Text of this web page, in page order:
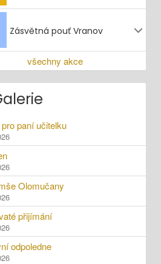
Zásvětná pouť Vranov
všechny akce
paní učitelku
Olomučany
přijímání
odpoledne